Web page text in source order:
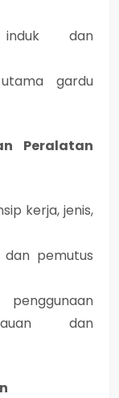
dan
gardu
Peralatan
kerja, jenis,
pemutus
dan